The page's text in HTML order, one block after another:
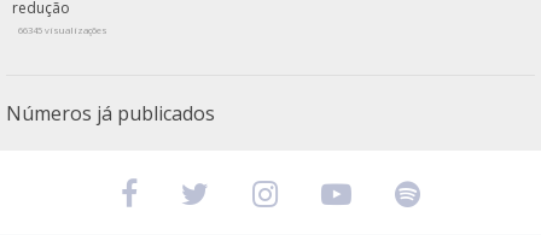
redução
66345 visualizações
Números já publicados